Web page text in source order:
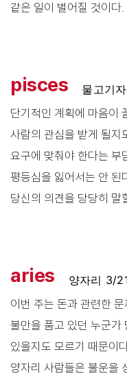
같은 일이 벌어질 것이다.
pisces
물고기
단기적인 계획에 마음이
사람의 관심을 받게 될지
요구에 맞춰야 한다는 부
평등심을 잃어서는 안 된
당신의 의견을 당당히 말
aries
양자리 3/
이번 주는 돈과 관련한
불만을 품고 있던 누군가
있을지도 모르기 때문이
양자리 사람들은 불운을